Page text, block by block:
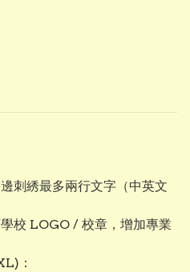
刺綉最多兩行文字（中英文
校 LOGO / 校章，增加專業
：